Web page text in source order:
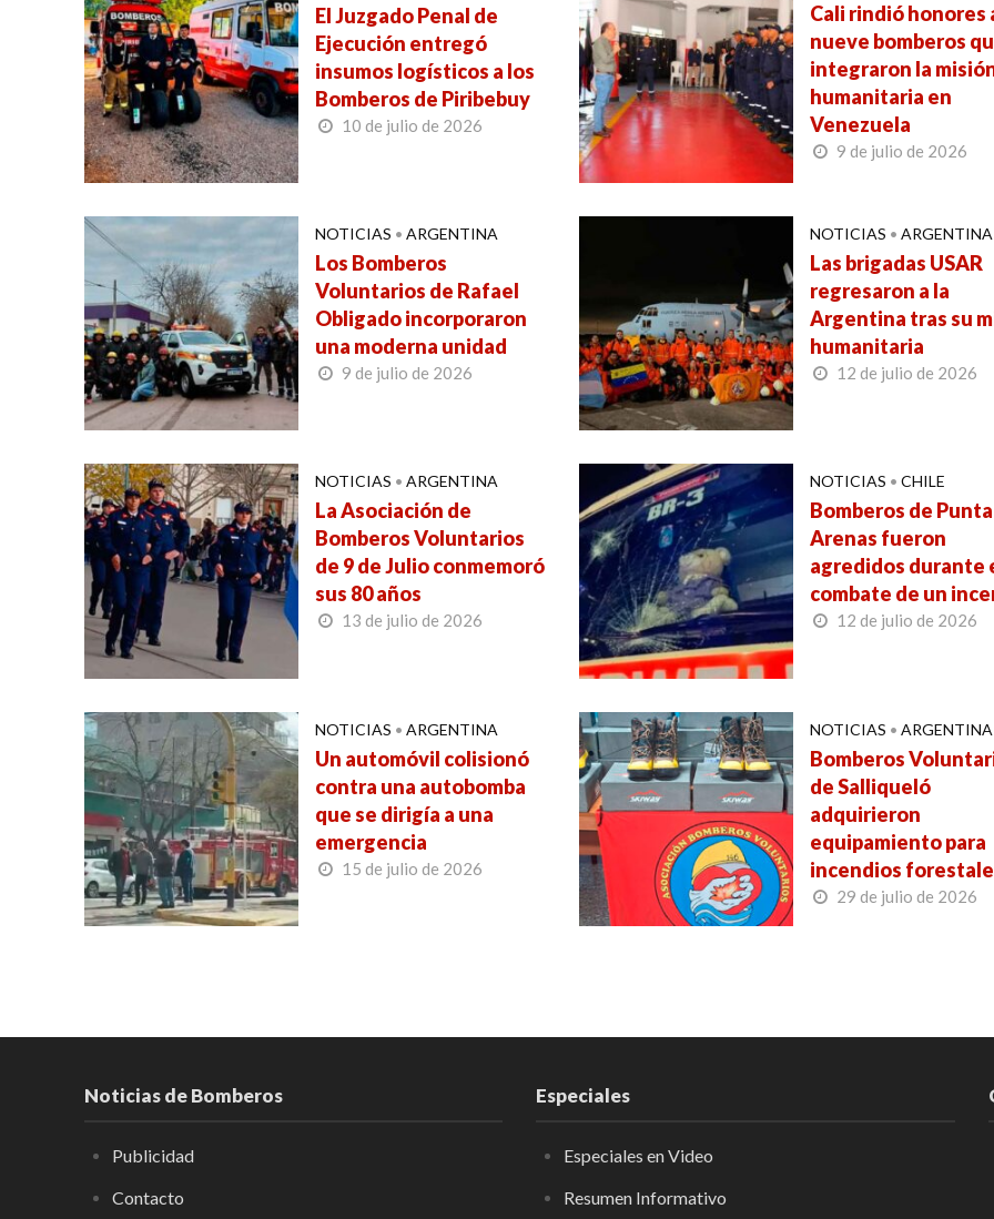
El Juzgado Penal de
Ejecución entregó
insumos logísticos a los
Bomberos de Piribebuy
10 de julio de 2026
Cali rindió honores
nueve bomberos
integraron la
humanitaria en
Venezuela
9 de julio de 2026
NOTICIAS • ARGENTINA
Los Bomberos
Voluntarios de Rafael
Obligado incorporaron
una moderna unidad
9 de julio de 2026
NOTICIAS • ARGENTINA
Las brigadas USAR
regresaron a la
Argentina tras su
humanitaria
12 de julio de 2026
NOTICIAS • ARGENTINA
La Asociación de
Bomberos Voluntarios
de 9 de Julio conmemoró
sus 80 años
13 de julio de 2026
NOTICIAS • CHILE
Bomberos de Punta
Arenas fueron
agredidos durante
combate de un
12 de julio de 2026
NOTICIAS • ARGENTINA
Un automóvil colisionó
contra una autobomba
que se dirigía a una
emergencia
15 de julio de 2026
NOTICIAS • ARGENTINA
Bomberos
de Salliqueló
adquirieron
equipamiento para
incendios
29 de julio de 2026
Noticias de Bomberos
Publicidad
Contacto
Especiales
Especiales en Video
Resumen Informativo